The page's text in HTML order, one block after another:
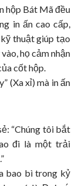
hộp Bát Mã đều
in ấn cao cấp,
thuật giúp tạo
họ cảm nhận
cốt hộp.
(Xa xỉ) mà in ấn
“Chúng tôi bắt
đi là một trải
bao bì trong kỷ